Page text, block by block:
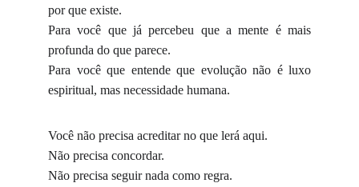
por que existe.
Para você que já percebeu que a mente é mais
profunda do que parece.
Para você que entende que evolução não é luxo
espiritual, mas necessidade humana.
Você não precisa acreditar no que lerá aqui.
Não precisa concordar.
Não precisa seguir nada como regra.